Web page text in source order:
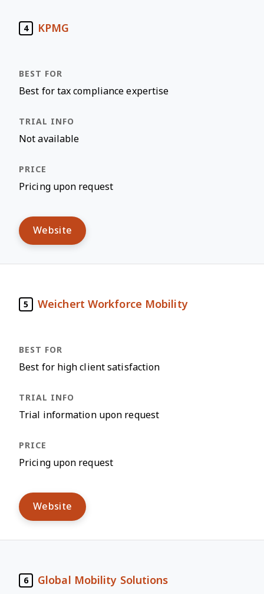
4 KPMG
Best for tax compliance expertise
Not available
Pricing upon request
Website
5 Weichert Workforce Mobility
Best for high client satisfaction
Trial information upon request
Pricing upon request
Website
6 Global Mobility Solutions